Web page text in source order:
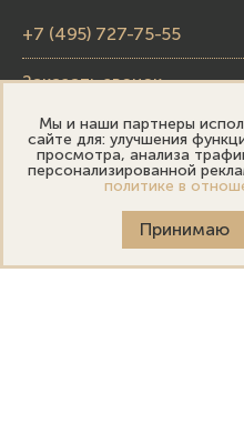
+7 (495) 727-75-55
Заказать звонок
sale@emporiumgold.com
Режим работы:
Пн-Пт: 10:00–20:00
Мы и наши партнеры
сайте для: улучшения
просмотра, анализа
персонализированной
политике в
Принимаю